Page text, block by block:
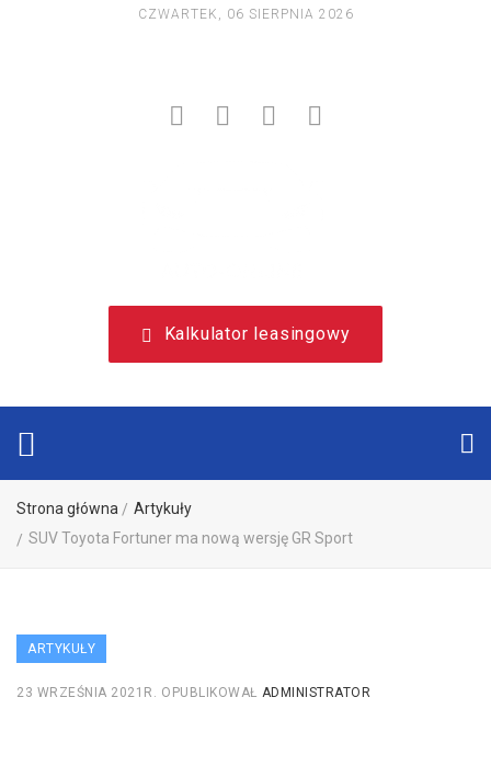
CZWARTEK, 06 SIERPNIA 2026
Kalkulator leasingowy
Strona główna
Artykuły
SUV Toyota Fortuner ma nową wersję GR Sport
ARTYKUŁY
23 WRZEŚNIA 2021R. OPUBLIKOWAŁ ADMINISTRATOR